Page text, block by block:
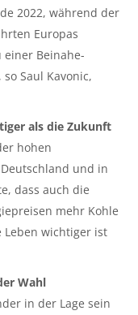
2022, während der
Europas
einer Beinahe-
Saul Kavonic,
als die Zukunft
hohen
und in
dass auch die
mehr Kohle
Leben wichtiger ist
Wahl
in der Lage sein